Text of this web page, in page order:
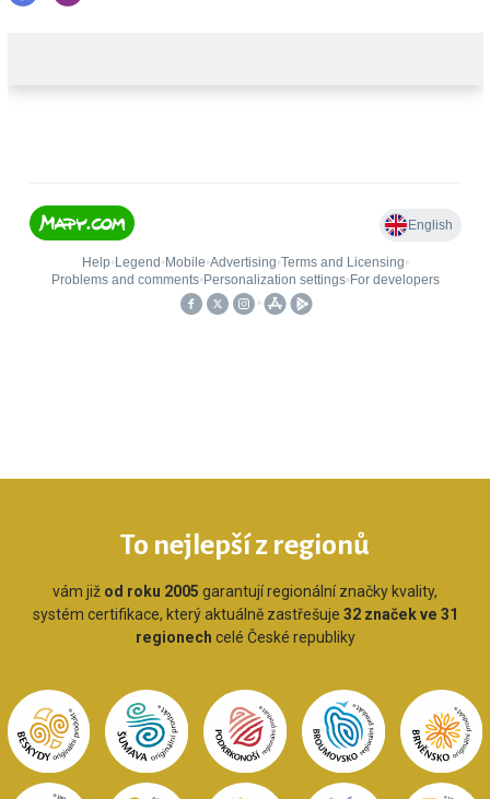
To nejlepší z regionů
vám již od roku 2005 garantují regionální značky kvality,
systém certifikace, který aktuálně zastřešuje 32 značek ve 31
regionech celé České republiky